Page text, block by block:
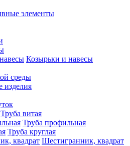
элементы
Козырьки и навесы
среды
изделия
Труба витая
Труба профильная
Труба круглая
Шестигранник, квадрат